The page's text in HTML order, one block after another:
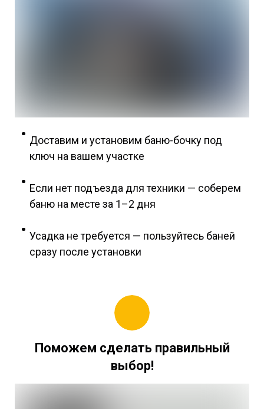
Доставим и установим баню-бочку под
ключ на вашем участке
Если нет подъезда для техники — соберем
баню на месте за 1–2 дня
Усадка не требуется — пользуйтесь баней
сразу после установки
Поможем сделать правильный
выбор!